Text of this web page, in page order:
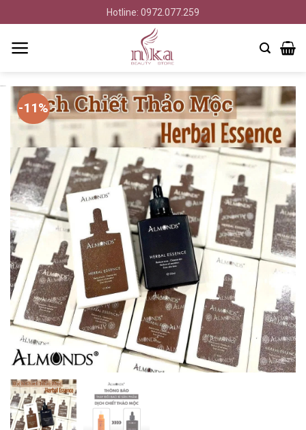
qua
nội
Hotline: 0972.077.259
-11%